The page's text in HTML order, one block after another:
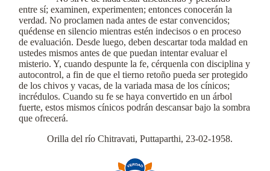
entre sí; examinen, experimenten; entonces conocerán la
verdad. No proclamen nada antes de estar convencidos;
quédense en silencio mientras estén indecisos o en proceso
de evaluación. Desde luego, deben descartar toda maldad en
ustedes mismos antes de que puedan intentar evaluar el
misterio. Y, cuando despunte la fe, cérquenla con disciplina y
autocontrol, a fin de que el tierno retoño pueda ser protegido
de los chivos y vacas, de la variada masa de los cínicos;
incrédulos. Cuando su fe se haya convertido en un árbol
fuerte, estos mismos cínicos podrán descansar bajo la sombra
que ofrecerá.
Orilla del río Chitravati, Puttaparthi, 23-02-1958.